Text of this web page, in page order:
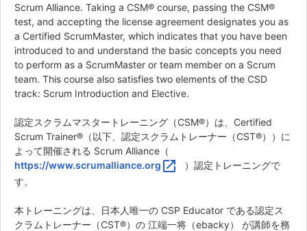
Scrum Alliance. Taking a CSM® course, passing the CSM®
test, and accepting the license agreement designates you as
a Certified ScrumMaster, which indicates that you have been
introduced to and understand the basic concepts you need
to perform as a ScrumMaster or team member on a Scrum
team. This course also satisfies two elements of the CSD
track: Scrum Introduction and Elective.
認定スクラムマスタートレーニング（CSM®）は、Certified
Scrum Trainer®（以下、認定スクラムトレーナー（CST®））に
よって開催される Scrum Alliance（
https://www.scrumalliance.org open_in_new
）認定トレーニングで
す。
本トレーニングは、日本人唯一の CSP Educator である認定ス
クラムトレーナー（CST®）の 江端一将（ebacky） が講師を務